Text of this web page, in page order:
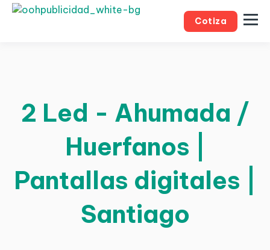
Cotiza
2 Led - Ahumada /
Huerfanos |
Pantallas digitales |
Santiago